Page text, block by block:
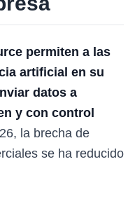
permiten a las
artificial en su
datos a
y con control
la brecha de
se ha reducido